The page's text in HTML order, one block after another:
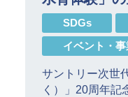
SDGs
イベント・
サントリー次世
く）」20周年記